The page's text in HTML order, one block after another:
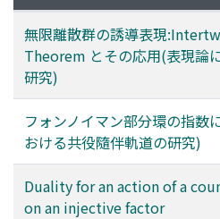
無限離散群の誘導表現
Theorem とその応用(表現論
研究)
フォンノイマン部分環の指数
おける共役隨伴軌道の研究)
Duality for an action of a
on an injective factor